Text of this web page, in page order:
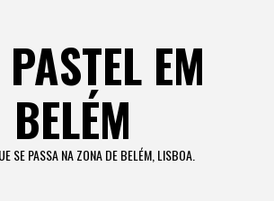
EM
BELÉM
SE PASSA NA ZONA DE BELÉM, LISBOA.